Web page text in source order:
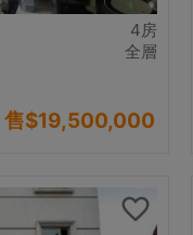
4房
全層
售$19,500,000